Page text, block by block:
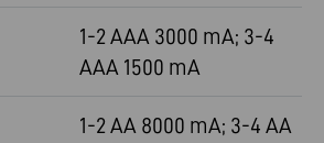
1-2 AAA 3000 mA; 3-4
AAA 1500 mA
1-2 AA 8000 mA; 3-4 AA